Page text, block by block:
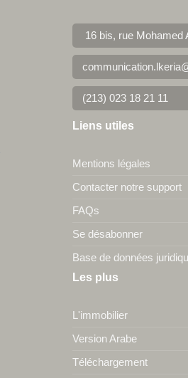
16 bis, rue Mohamed
(213) 023 18 21 11
Liens utiles
Mentions légales
Contacter notre support
FAQs
Se désabonner
Base de données
Les plus
L'immobilier
Version Arabe
Téléchargement